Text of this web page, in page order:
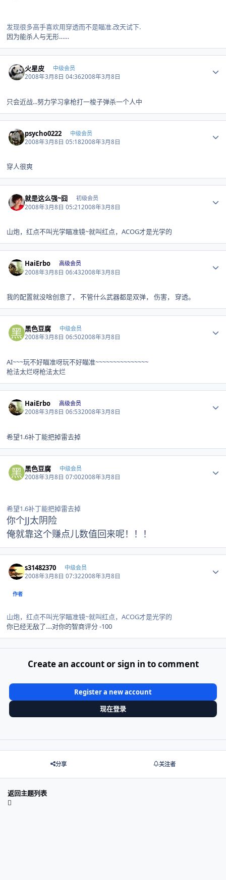
发现很多高手喜欢用穿透而不是瞄准.改天试下.
因为能杀人与无形……
火星皮 中级会员
2008年3月8日 04:362008年3月8日
只会近战...努力学习拿枪打一梭子弹杀一个人中
psycho0222 中级会员
2008年3月8日 05:182008年3月8日
穿人很爽
就是这么强~囧 初级会员
2008年3月8日 05:212008年3月8日
山炮，红点不叫光学瞄准镜~就叫红点，ACOG才是光学的
HaiErbo 高级会员
2008年3月8日 06:432008年3月8日
我的配置就没啥创意了， 不管什么武器都是双弹， 伤害， 穿透。
黑色豆腐 中级会员
2008年3月8日 06:502008年3月8日
AI~~~玩不好瞄准呀玩不好瞄准~~~~~~~~~~~~~~~
枪法太烂呀枪法太烂
HaiErbo 高级会员
2008年3月8日 06:532008年3月8日
希望1.6补丁能把掉雷去掉
黑色豆腐 中级会员
2008年3月8日 07:002008年3月8日
希望1.6补丁能把掉雷去掉
你个JJ太阴险
俺就靠这个赚点儿数值回来呢！！！
s31482370 中级会员
2008年3月8日 07:322008年3月8日
作者
山炮，红点不叫光学瞄准镜~就叫红点，ACOG才是光学的
你已经无敌了....对你的智商评分 -100
Create an account or sign in to comment
Register a new account
现在登录
分享 关注者
返回主题列表